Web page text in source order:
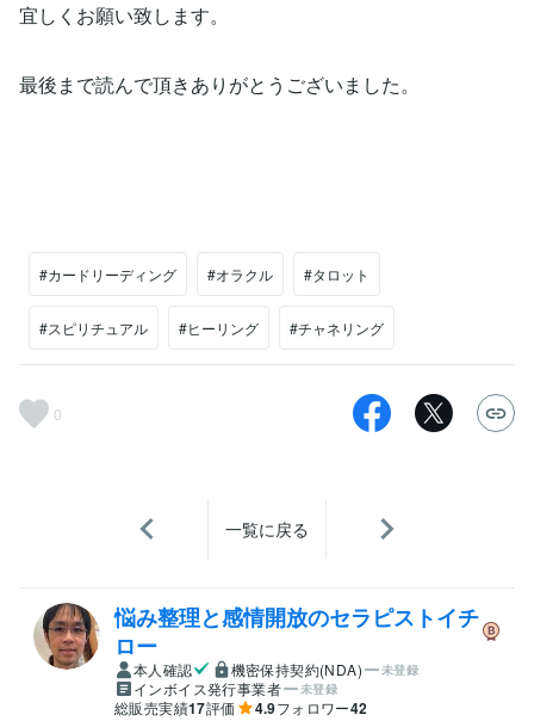
宜しくお願い致します。
最後まで読んで頂きありがとうございました。
#カードリーディング #オラクル #タロット
#スピリチュアル #ヒーリング #チャネリング
0
一覧に戻る
悩み整理と感情開放のセラピストイチ
ロー
本人確認 機密保持契約(NDA) 未登録
インボイス発行事業者 未登録
総販売実績17評価 4.9フォロワー42